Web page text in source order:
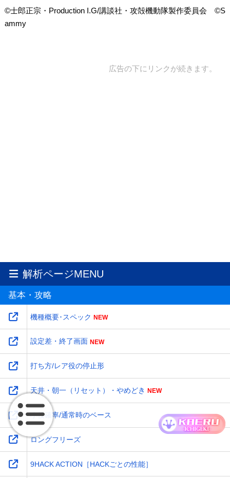
©士郎正宗・Production I.G/講談社・攻殻機動隊製作委員会 ©S
ammy
広告の下にリンクが続きます。
解析ページMENU
基本・攻略
機種概要･スペック
設定差・終了画面
打ち方/レア役の停止形
天井・朝一（リセット）・やめどき
小役確率/通常時のベース
ロングフリーズ
9HACK ACTION［HACKごとの性能］